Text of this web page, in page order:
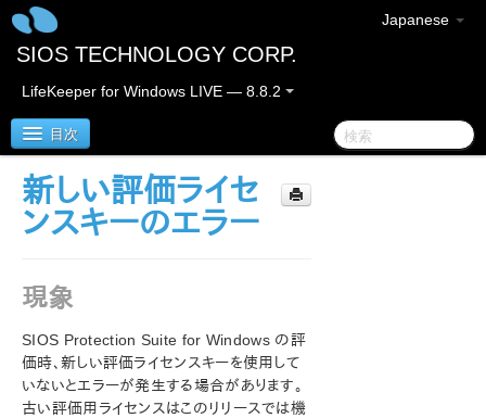
Japanese
SIOS TECHNOLOGY CORP.
LifeKeeper for Windows LIVE — 8.8.2
目次
SIOS Protection Suite/LifeKeeper for Windows
イックスタートガイド
AWS Direct Connect クイックスタートガイド
新しい評価ライセ
ンスキーのエラー
現象
SIOS Protection Suite for Windows の評
価時、新しい評価ライセンスキーを使用して
いないとエラーが発生する場合があります。
古い評価用ライセンスはこのリリースでは機